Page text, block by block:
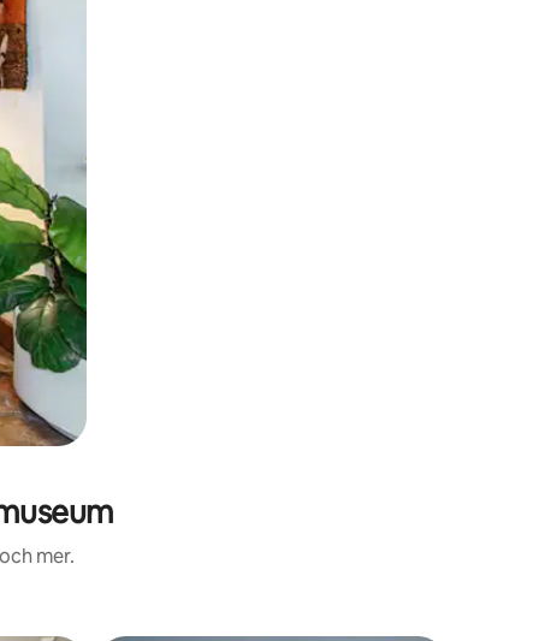
mer.